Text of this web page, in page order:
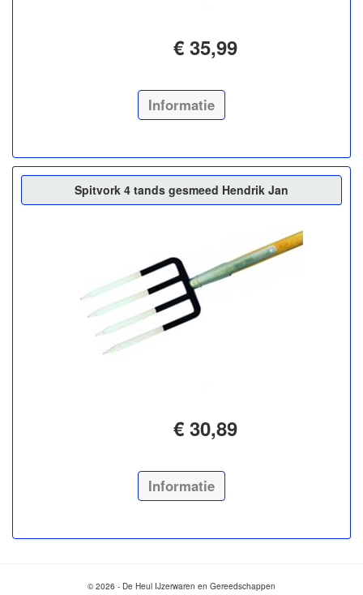
€ 35,99
Informatie
Spitvork 4 tands gesmeed Hendrik Jan
€ 30,89
Informatie
© 2026 - De Heul IJzerwaren en Gereedschappen